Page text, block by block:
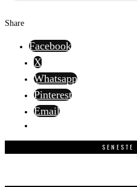
Share
Facebook
X
Whatsapp
Pinterest
Email
SENESTE